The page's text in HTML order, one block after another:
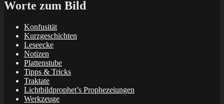
Worte zum Bild
Konfusität
Kurzgeschichten
Leseecke
Notizen
Plattenstube
Tipps & Tricks
Traktate
Lichtbildprophet’s Prophezeiungen
Werkzeuge